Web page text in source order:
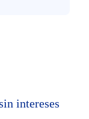
intereses